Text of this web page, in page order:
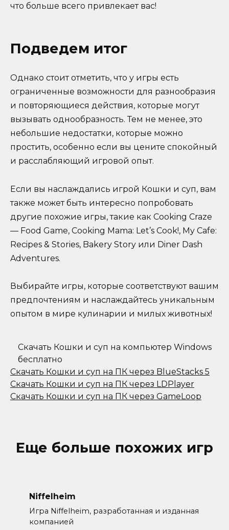
что больше всего привлекает вас!
Подведем итог
Однако стоит отметить, что у игры есть
ограниченные возможности для разнообразия
и повторяющиеся действия, которые могут
вызывать однообразность. Тем не менее, это
небольшие недостатки, которые можно
простить, особенно если вы цените спокойный
и расслабляющий игровой опыт.
Если вы наслаждались игрой Кошки и суп, вам
также может быть интересно попробовать
другие похожие игры, такие как Cooking Craze
— Food Game, Cooking Mama: Let’s Cook!, My Cafe:
Recipes & Stories, Bakery Story или Diner Dash
Adventures.
Выбирайте игры, которые соответствуют вашим
предпочтениям и наслаждайтесь уникальным
опытом в мире кулинарии и милых животных!
Скачать Кошки и суп на компьютер Windows
бесплатно
Скачать Кошки и суп на ПК через BlueStacks 5
Скачать Кошки и суп на ПК через LDPlayer
Скачать Кошки и суп на ПК через GameLoop
Еще больше похожих игр
Niffelheim
Игра Niffelheim, разработанная и изданная
компанией